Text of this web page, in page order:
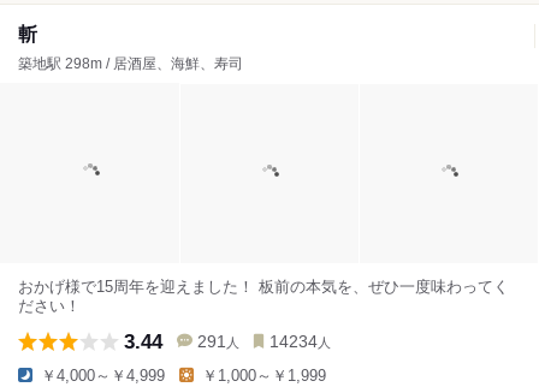
斬
築地駅 298m / 居酒屋、海鮮、寿司
おかげ様で15周年を迎えました！ 板前の本気を、ぜひ一度味わってく
ださい！
3.44 291 人 14234 人
￥4,000～￥4,999 ￥1,000～￥1,999